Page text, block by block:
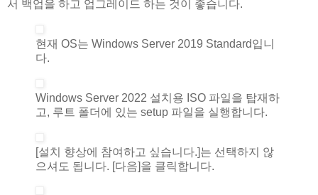
서 백업을 하고 업그레이드 하는 것이 좋습니다.
현재 OS는 Windows Server 2019 Standard입니
다.
Windows Server 2022 설치용 ISO 파일을 탑재하
고, 루트 폴더에 있는 setup 파일을 실행합니다.
[설치 향상에 참여하고 싶습니다.]는 선택하지 않
으셔도 됩니다. [다음]을 클릭합니다.